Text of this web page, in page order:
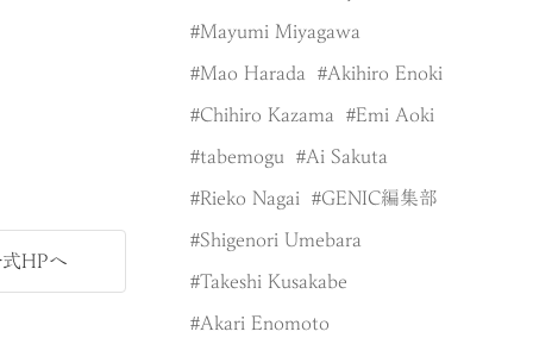
HPへ
Mayumi Miyagawa
Mao Harada Akihiro Enoki
Chihiro Kazama Emi Aoki
tabemogu Ai Sakuta
Rieko Nagai GENIC編集部
Shigenori Umebara
Takeshi Kusakabe
Akari Enomoto